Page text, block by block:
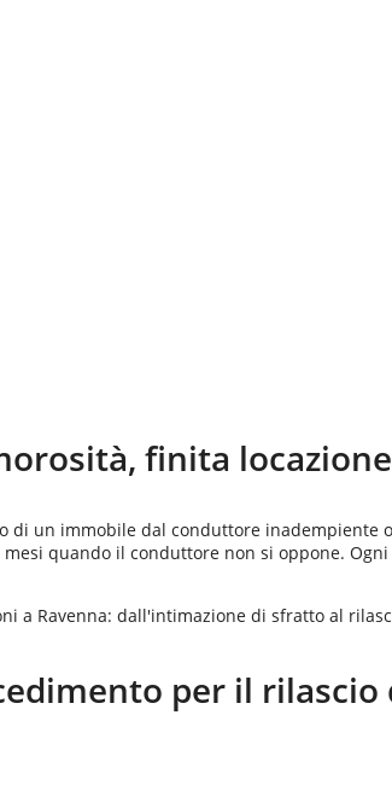
finita
un immobile dal conduttore inadempiente
quando il conduttore non si oppone.
a Ravenna: dall'intimazione di sfratto al
per il